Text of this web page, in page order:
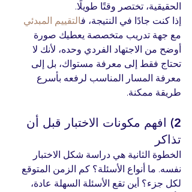
الحقيقية، تختصر وقتًا طويلًا.
إذا كنت جادًا في النتيجة، فالتقييم المبدئي
مع جهة تدريب متخصصة يعطيك صورة
أوضح من الاجتهاد الفردي وحده، لأنك لا
تحتاج فقط إلى معرفة مستواك، بل إلى
معرفة المسار المناسب لرفعه بأسرع
طريقة ممكنة.
2) افهم مكونات الاختبار قبل أن
تذاكر
الخطوة الثانية هي دراسة شكل الاختبار
نفسه. ما أنواع الأسئلة؟ كم الزمن المتوقع
لكل جزء؟ أين تقع الأسئلة السهلة عادة،